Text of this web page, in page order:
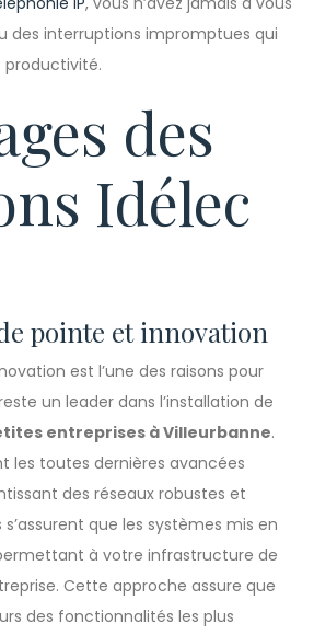
des interruptions impromptues qui
des
Idélec
pointe et innovation
est l’une des raisons pour
un leader dans l’installation de
entreprises à Villeurbanne.
les toutes dernières avancées
des réseaux robustes et
s’assurent que les systèmes mis en
à votre infrastructure de
Cette approche assure que
des fonctionnalités les plus